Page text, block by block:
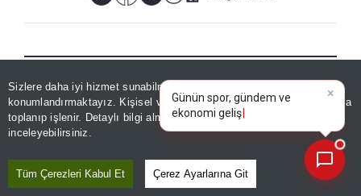
Sizlere daha iyi hizmet sunabilmek adına sitemizde
konumlandırmaktayız. Kişisel verileriniz, KVKK ve GDPR kapsamında
toplanıp işlenir. Detaylı bilgi almak içinAydınlatma Metnimizi
inceleyebilirsiniz.
Tüm Çerezleri Kabul Et Çerez Ayarlarına Git
YORUMLAR
Yorum için giriş yapın
×
Günün spor, gündem ve
ekonomi gelişmelerini analiz
edin!|